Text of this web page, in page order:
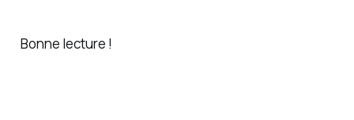
Bonne lecture !